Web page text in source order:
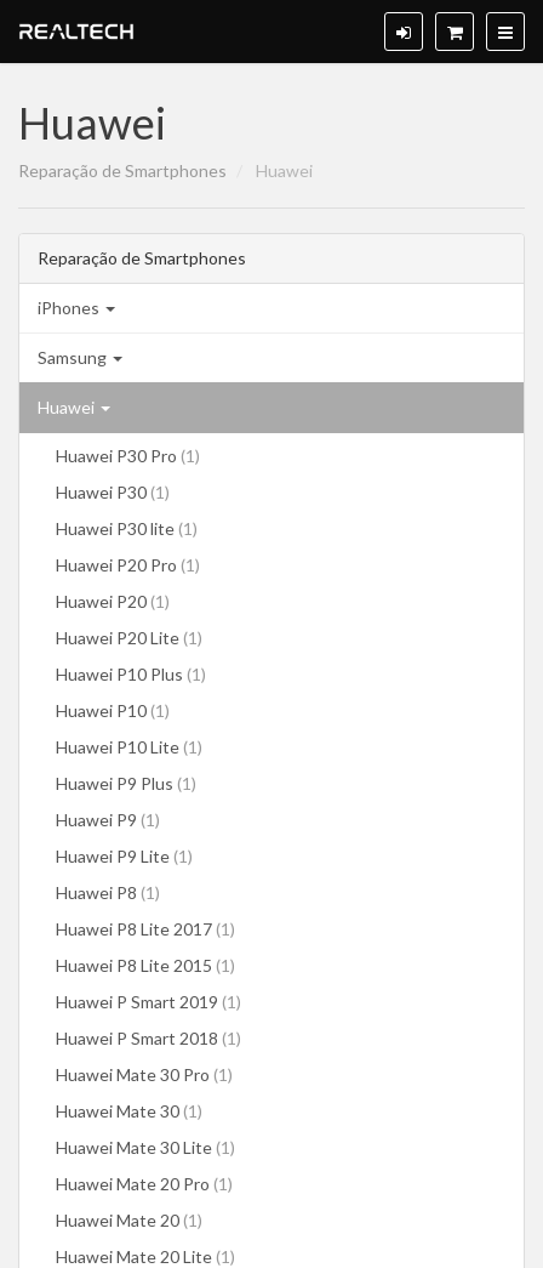
Huawei
Reparação de Smartphones Huawei
Reparação de Smartphones
iPhones
Samsung
Huawei
Huawei P30 Pro (1)
Huawei P30 (1)
Huawei P30 lite (1)
Huawei P20 Pro (1)
Huawei P20 (1)
Huawei P20 Lite (1)
Huawei P10 Plus (1)
Huawei P10 (1)
Huawei P10 Lite (1)
Huawei P9 Plus (1)
Huawei P9 (1)
Huawei P9 Lite (1)
Huawei P8 (1)
Huawei P8 Lite 2017 (1)
Huawei P8 Lite 2015 (1)
Huawei P Smart 2019 (1)
Huawei P Smart 2018 (1)
Huawei Mate 30 Pro (1)
Huawei Mate 30 (1)
Huawei Mate 30 Lite (1)
Huawei Mate 20 Pro (1)
Huawei Mate 20 (1)
Huawei Mate 20 Lite (1)